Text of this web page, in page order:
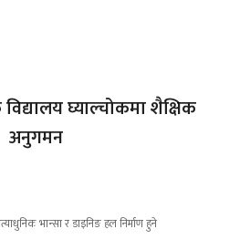
विद्यालय घ्याल्चोकमा शैक्षिक
अनुगमन